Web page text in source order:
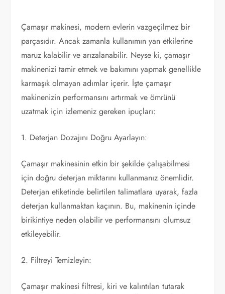
Çamaşır makinesi, modern evlerin vazgeçilmez bir
parçasıdır. Ancak zamanla kullanımın yan etkilerine
maruz kalabilir ve arızalanabilir. Neyse ki, çamaşır
makinenizi tamir etmek ve bakımını yapmak genellikle
karmaşık olmayan adımlar içerir. İşte çamaşır
makinenizin performansını artırmak ve ömrünü
uzatmak için izlemeniz gereken ipuçları:
1. Deterjan Dozajını Doğru Ayarlayın:
Çamaşır makinesinin etkin bir şekilde çalışabilmesi
için doğru deterjan miktarını kullanmanız önemlidir.
Deterjan etiketinde belirtilen talimatlara uyarak, fazla
deterjan kullanmaktan kaçının. Bu, makinenin içinde
birikintiye neden olabilir ve performansını olumsuz
etkileyebilir.
2. Filtreyi Temizleyin:
Çamaşır makinesi filtresi, kiri ve kalıntıları tutarak